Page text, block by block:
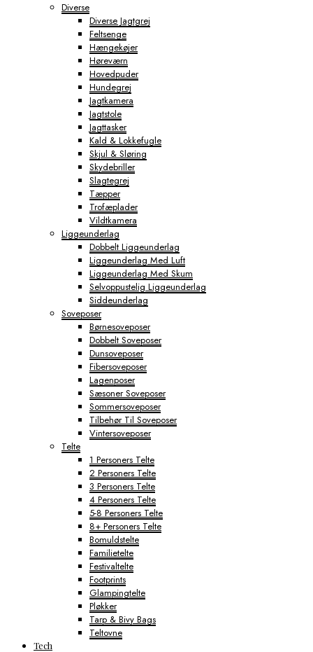
Diverse
Diverse Jagtgrej
Feltsenge
Hængekøjer
Høreværn
Hovedpuder
Hundegrej
Jagtkamera
Jagtstole
Jagttasker
Kald & Lokkefugle
Skjul & Sløring
Skydebriller
Slagtegrej
Tæpper
Trofæplader
Vildtkamera
Liggeunderlag
Dobbelt Liggeunderlag
Liggeunderlag Med Luft
Liggeunderlag Med Skum
Selvoppustelig Liggeunderlag
Siddeunderlag
Soveposer
Børnesoveposer
Dobbelt Soveposer
Dunsoveposer
Fibersoveposer
Lagenposer
Sæsoner Soveposer
Sommersoveposer
Tilbehør Til Soveposer
Vintersoveposer
Telte
1 Personers Telte
2 Personers Telte
3 Personers Telte
4 Personers Telte
5-8 Personers Telte
8+ Personers Telte
Bomuldstelte
Familietelte
Festivaltelte
Footprints
Glampingtelte
Pløkker
Tarp & Bivy Bags
Teltovne
Tech